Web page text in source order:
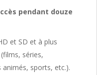
pendant douze
et SD et à plus
séries,
sports, etc.).